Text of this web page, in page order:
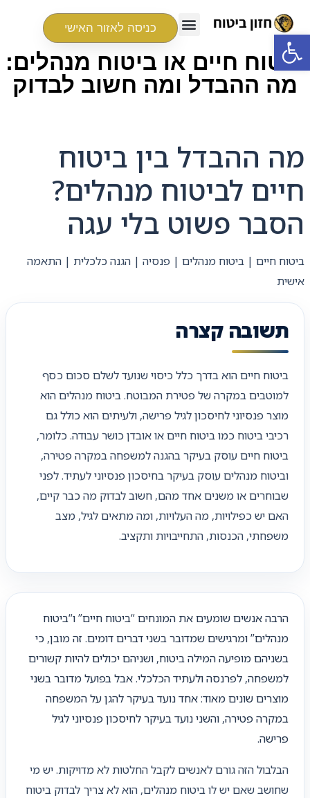
פתח סרגל נגישות כניסה לאזור האישי
ביטוח חיים או ביטוח מנהלים:
מה ההבדל ומה חשוב לבדוק
מה ההבדל בין ביטוח
חיים לביטוח מנהלים?
הסבר פשוט בלי עגה
ביטוח חיים | ביטוח מנהלים | פנסיה | הגנה כלכלית | התאמה
אישית
תשובה קצרה
ביטוח חיים הוא בדרך כלל כיסוי שנועד לשלם סכום כסף
למוטבים במקרה של פטירת המבוטח. ביטוח מנהלים הוא
מוצר פנסיוני לחיסכון לגיל פרישה, ולעיתים הוא כולל גם
רכיבי ביטוח כמו ביטוח חיים או אובדן כושר עבודה. כלומר,
ביטוח חיים עוסק בעיקר בהגנה למשפחה במקרה פטירה,
וביטוח מנהלים עוסק בעיקר בחיסכון פנסיוני לעתיד. לפני
שבוחרים או משנים אחד מהם, חשוב לבדוק מה כבר קיים,
האם יש כפילויות, מה העלויות, ומה מתאים לגיל, מצב
משפחתי, הכנסות, התחייבויות ותקציב.
הרבה אנשים שומעים את המונחים “ביטוח חיים” ו“ביטוח
מנהלים” ומרגישים שמדובר בשני דברים דומים. זה מובן, כי
בשניהם מופיעה המילה ביטוח, ושניהם יכולים להיות קשורים
למשפחה, לפרנסה ולעתיד הכלכלי. אבל בפועל מדובר בשני
מוצרים שונים מאוד: אחד נועד בעיקר להגן על המשפחה
במקרה פטירה, והשני נועד בעיקר לחיסכון פנסיוני לגיל
פרישה.
הבלבול הזה גורם לאנשים לקבל החלטות לא מדויקות. יש מי
שחושב שאם יש לו ביטוח מנהלים, הוא לא צריך לבדוק ביטוח